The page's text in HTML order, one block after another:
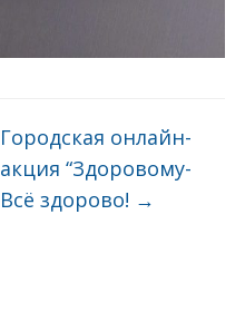
Городская онлайн-
акция “Здоровому-
Всё здорово! →